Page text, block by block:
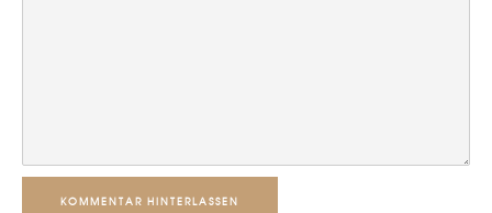
KOMMENTAR HINTERLASSEN